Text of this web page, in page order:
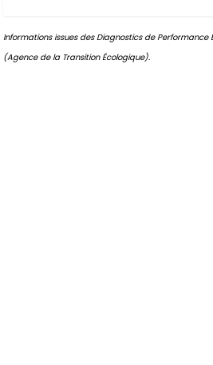
Informations issues des Diagnostics de Performance
(Agence de la Transition Écologique).